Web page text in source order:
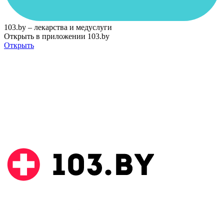
103.by – лекарства и медуслуги
Открыть в приложении 103.by
Открыть